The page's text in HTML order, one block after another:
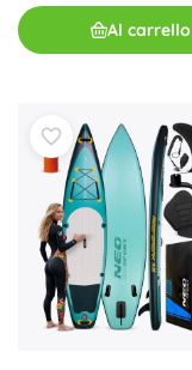
Al carrello